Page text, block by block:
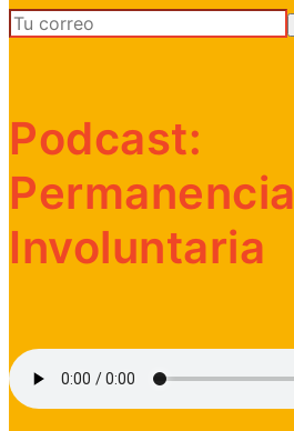
Podcast:
Permanencia
Involuntaria